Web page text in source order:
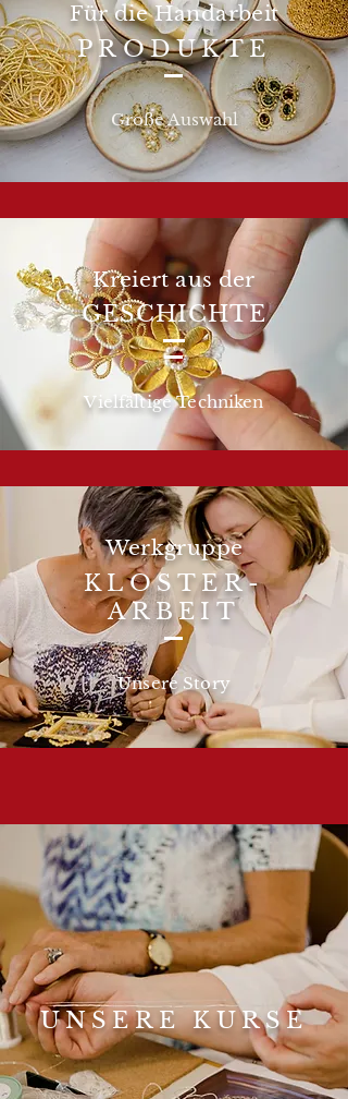
Für die Handarbeit
PRODUKTE
Große Auswahl
Kreiert aus der
GESCHICHTE
VielfältigeTechniken
Werkgruppe
KLOSTER-
ARBEIT
Unsere Story
UNSERE KURSE